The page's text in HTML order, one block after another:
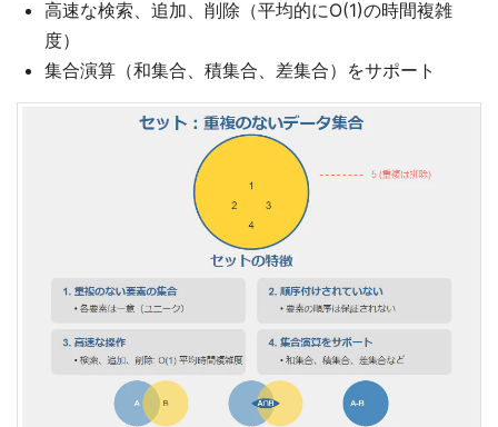
高速な検索、追加、削除（平均的にO(1)の時間複雑
度）
集合演算（和集合、積集合、差集合）をサポート